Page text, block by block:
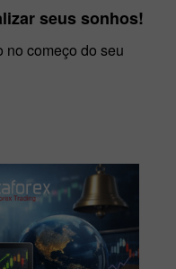
seus sonhos!
no começo do seu